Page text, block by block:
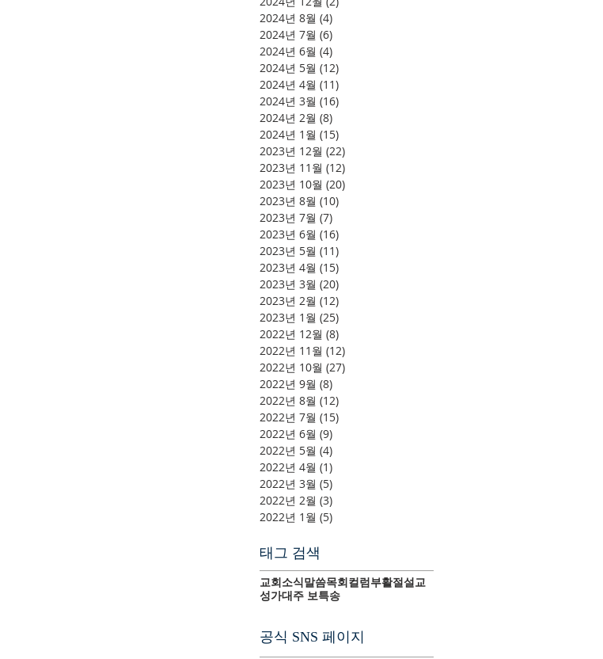
2024년 8월 (4)
2024년 7월 (6)
2024년 6월 (4)
2024년 5월 (12)
2024년 4월 (11)
2024년 3월 (16)
2024년 2월 (8)
2024년 1월 (15)
2023년 12월 (22)
2023년 11월 (12)
2023년 10월 (20)
2023년 8월 (10)
2023년 7월 (7)
2023년 6월 (16)
2023년 5월 (11)
2023년 4월 (15)
2023년 3월 (20)
2023년 2월 (12)
2023년 1월 (25)
2022년 12월 (8)
2022년 11월 (12)
2022년 10월 (27)
2022년 9월 (8)
2022년 8월 (12)
2022년 7월 (15)
2022년 6월 (9)
2022년 5월 (4)
2022년 4월 (1)
2022년 3월 (5)
2022년 2월 (3)
2022년 1월 (5)
태그 검색
교회소식말씀목회컬럼 부활절설교
성가대 주 보특송
공식 SNS 페이지